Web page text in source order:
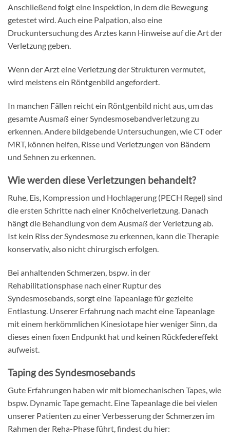
Anschließend folgt eine Inspektion, in dem die Bewegung
getestet wird. Auch eine Palpation, also eine
Druckuntersuchung des Arztes kann Hinweise auf die Art der
Verletzung geben.
Wenn der Arzt eine Verletzung der Strukturen vermutet,
wird meistens ein Röntgenbild angefordert.
In manchen Fällen reicht ein Röntgenbild nicht aus, um das
gesamte Ausmaß einer Syndesmosebandverletzung zu
erkennen. Andere bildgebende Untersuchungen, wie CT oder
MRT, können helfen, Risse und Verletzungen von Bändern
und Sehnen zu erkennen.
Wie werden diese Verletzungen behandelt?
Ruhe, Eis, Kompression und Hochlagerung (PECH Regel) sind
die ersten Schritte nach einer Knöchelverletzung. Danach
hängt die Behandlung von dem Ausmaß der Verletzung ab.
Ist kein Riss der Syndesmose zu erkennen, kann die Therapie
konservativ, also nicht chirurgisch erfolgen.
Bei anhaltenden Schmerzen, bspw. in der
Rehabilitationsphase nach einer Ruptur des
Syndesmosebands, sorgt eine Tapeanlage für gezielte
Entlastung. Unserer Erfahrung nach macht eine Tapeanlage
mit einem herkömmlichen Kinesiotape hier weniger Sinn, da
dieses einen fixen Endpunkt hat und keinen Rückfedereffekt
aufweist.
Taping des Syndesmosebands
Gute Erfahrungen haben wir mit biomechanischen Tapes, wie
bspw. Dynamic Tape gemacht. Eine Tapeanlage die bei vielen
unserer Patienten zu einer Verbesserung der Schmerzen im
Rahmen der Reha-Phase führt, findest du hier: